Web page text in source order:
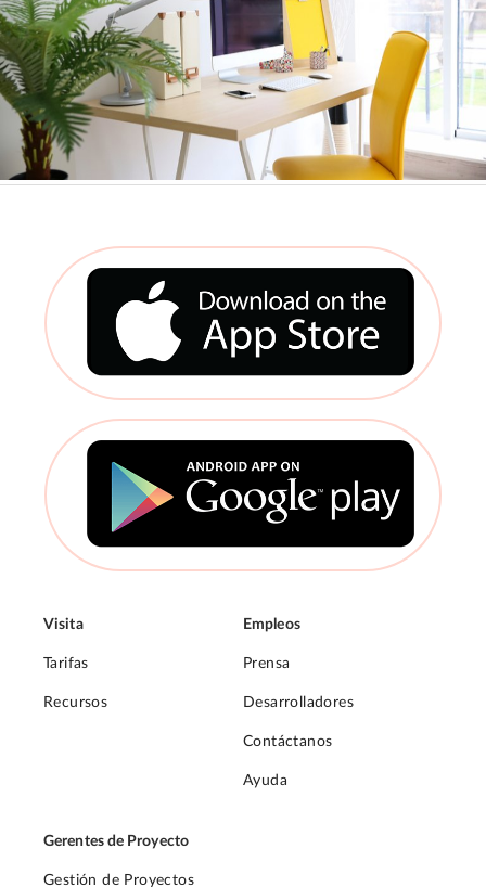
Visita
Tarifas
Recursos
Empleos
Prensa
Desarrolladores
Contáctanos
Ayuda
Gerentes de Proyecto
Gestión de Proyectos